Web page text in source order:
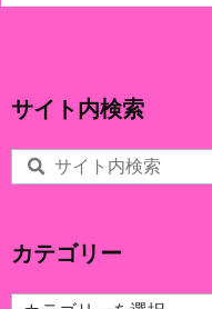
サイト内検索
カテゴリー
カ